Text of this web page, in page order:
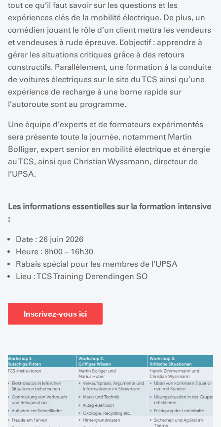
tout ce qu’il faut savoir sur les questions et les
expériences clés de la mobilité électrique. De plus, un
comédien jouant le rôle d’un client mettra les vendeurs
et vendeuses à rude épreuve. L’objectif : apprendre à
gérer les situations critiques grâce à des retours
constructifs. Parallèlement, une formation à la conduite
de voitures électriques sur le site du TCS ainsi qu’une
expérience de recharge à une borne rapide sur
l’autoroute sont au programme.
Une équipe d’experts et de formateurs expérimentés
sera présente toute la journée, notamment Martin
Bolliger, expert senior en mobilité électrique et énergie
au TCS, ainsi que Christian Wyssmann, directeur de
l’UPSA.
Les informations essentielles sur la formation intensive
:
Date : 26 juin 2026
Heure : 8h00 – 16h30
Rabais spécial pour les membres de l'UPSA
Lieu : TCS Training Derendingen SO
Inscrivez-vous ici